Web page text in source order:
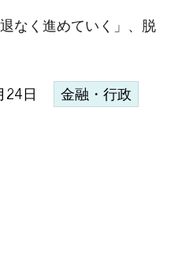
なく進めていく」、脱
24日 金融・行政